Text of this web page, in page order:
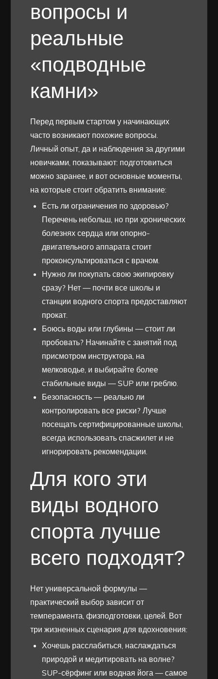
вопросы и
реальные
«подводные
камни»
Перед первым стартом у начинающих
часто возникают похожие вопросы.
Личный опыт, да и наблюдения за другими
новичками, показывают: подготовиться
можно заранее, и вот основные моменты,
на которые стоит обратить внимание:
Есть ли ограничения по здоровью?
Перечень небольш, но при хронических
болезнях сердца или опорно-
двигательного аппарата стоит
проконсультироваться с врачом.
Нужно ли покупать свою экипировку
сразу? Нет — почти все школы и
станции водного спорта предоставляют
прокат.
Боюсь воды или глубины — стоит ли
пробовать? Начинайте с занятий под
присмотром инструктора, на
мелководье, и выбирайте более
стабильные виды — SUP или греблю.
Безопасность — реально ли
контролировать все риски? Лучше
посещать сертифицированные школы,
всегда использовать спасжилет и не
игнорировать рекомендации.
Для кого эти
виды водного
спорта лучше
всего подходят?
Нет универсальной формулы —
практический выбор зависит от
темперамента, физподготовки, целей. Вот
три жизненных сценария для вдохновения:
Хочешь расслабиться, наслаждаться
природой и медитировать на волне?
SUP-сёрфинг или водная йога — самое